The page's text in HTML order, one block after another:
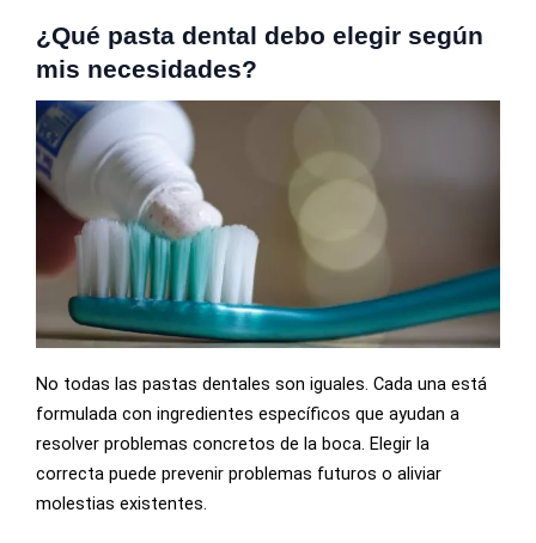
¿Qué pasta dental debo elegir según
mis necesidades?
No todas las pastas dentales son iguales. Cada una está
formulada con ingredientes específicos que ayudan a
resolver problemas concretos de la boca. Elegir la
correcta puede prevenir problemas futuros o aliviar
molestias existentes.